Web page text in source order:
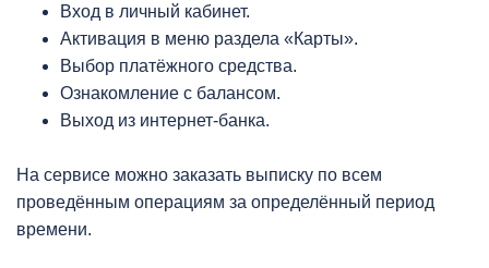
Вход в личный кабинет.
Активация в меню раздела «Карты».
Выбор платёжного средства.
Ознакомление с балансом.
Выход из интернет-банка.
На сервисе можно заказать выписку по всем
проведённым операциям за определённый период
времени.